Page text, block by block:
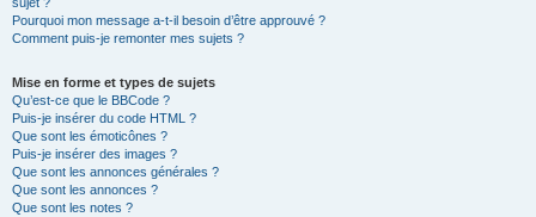
Pourquoi mon message a-t-il besoin d’être approuvé ?
Comment puis-je remonter mes sujets ?
Mise en forme et types de sujets
Qu’est-ce que le BBCode ?
Puis-je insérer du code HTML ?
Que sont les émoticônes ?
Puis-je insérer des images ?
Que sont les annonces générales ?
Que sont les annonces ?
Que sont les notes ?